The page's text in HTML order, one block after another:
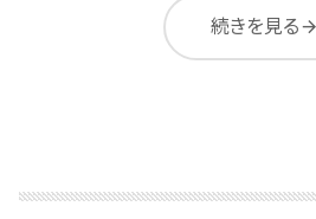
続きを見るarrow_forward